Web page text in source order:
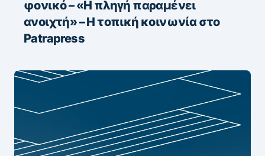
φονικό – «H πληγή παραμένει
ανοιχτή» – Η τοπική κοινωνία στο
Patrapress